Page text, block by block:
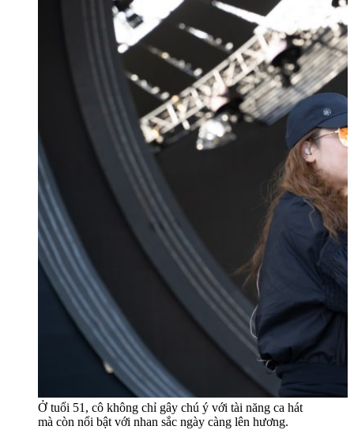
Ở tuổi 51, cô không chỉ gây chú ý với tài năng ca hát
mà còn nổi bật với nhan sắc ngày càng lên hương.